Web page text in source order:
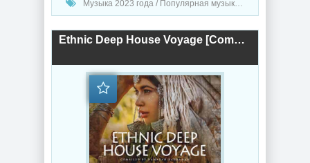
Музыка 2023 года / Популярная музыка / Хаус музыка / Музыка VA
Ethnic Deep House Voyage [Compiled By Ramazan Kahraman] (2023) торрент